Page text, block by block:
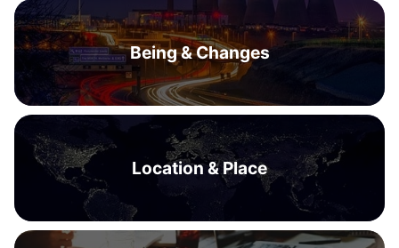
Being & Changes
Location & Place